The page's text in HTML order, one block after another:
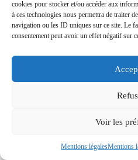
cookies pour stocker et/ou accéder aux
à ces technologies nous permettra de traiter
navigation ou les ID uniques sur ce site. Le
consentement peut avoir un effet négatif sur
Voir les
Mentions légalesMentions
Photos Philippe Tirolien